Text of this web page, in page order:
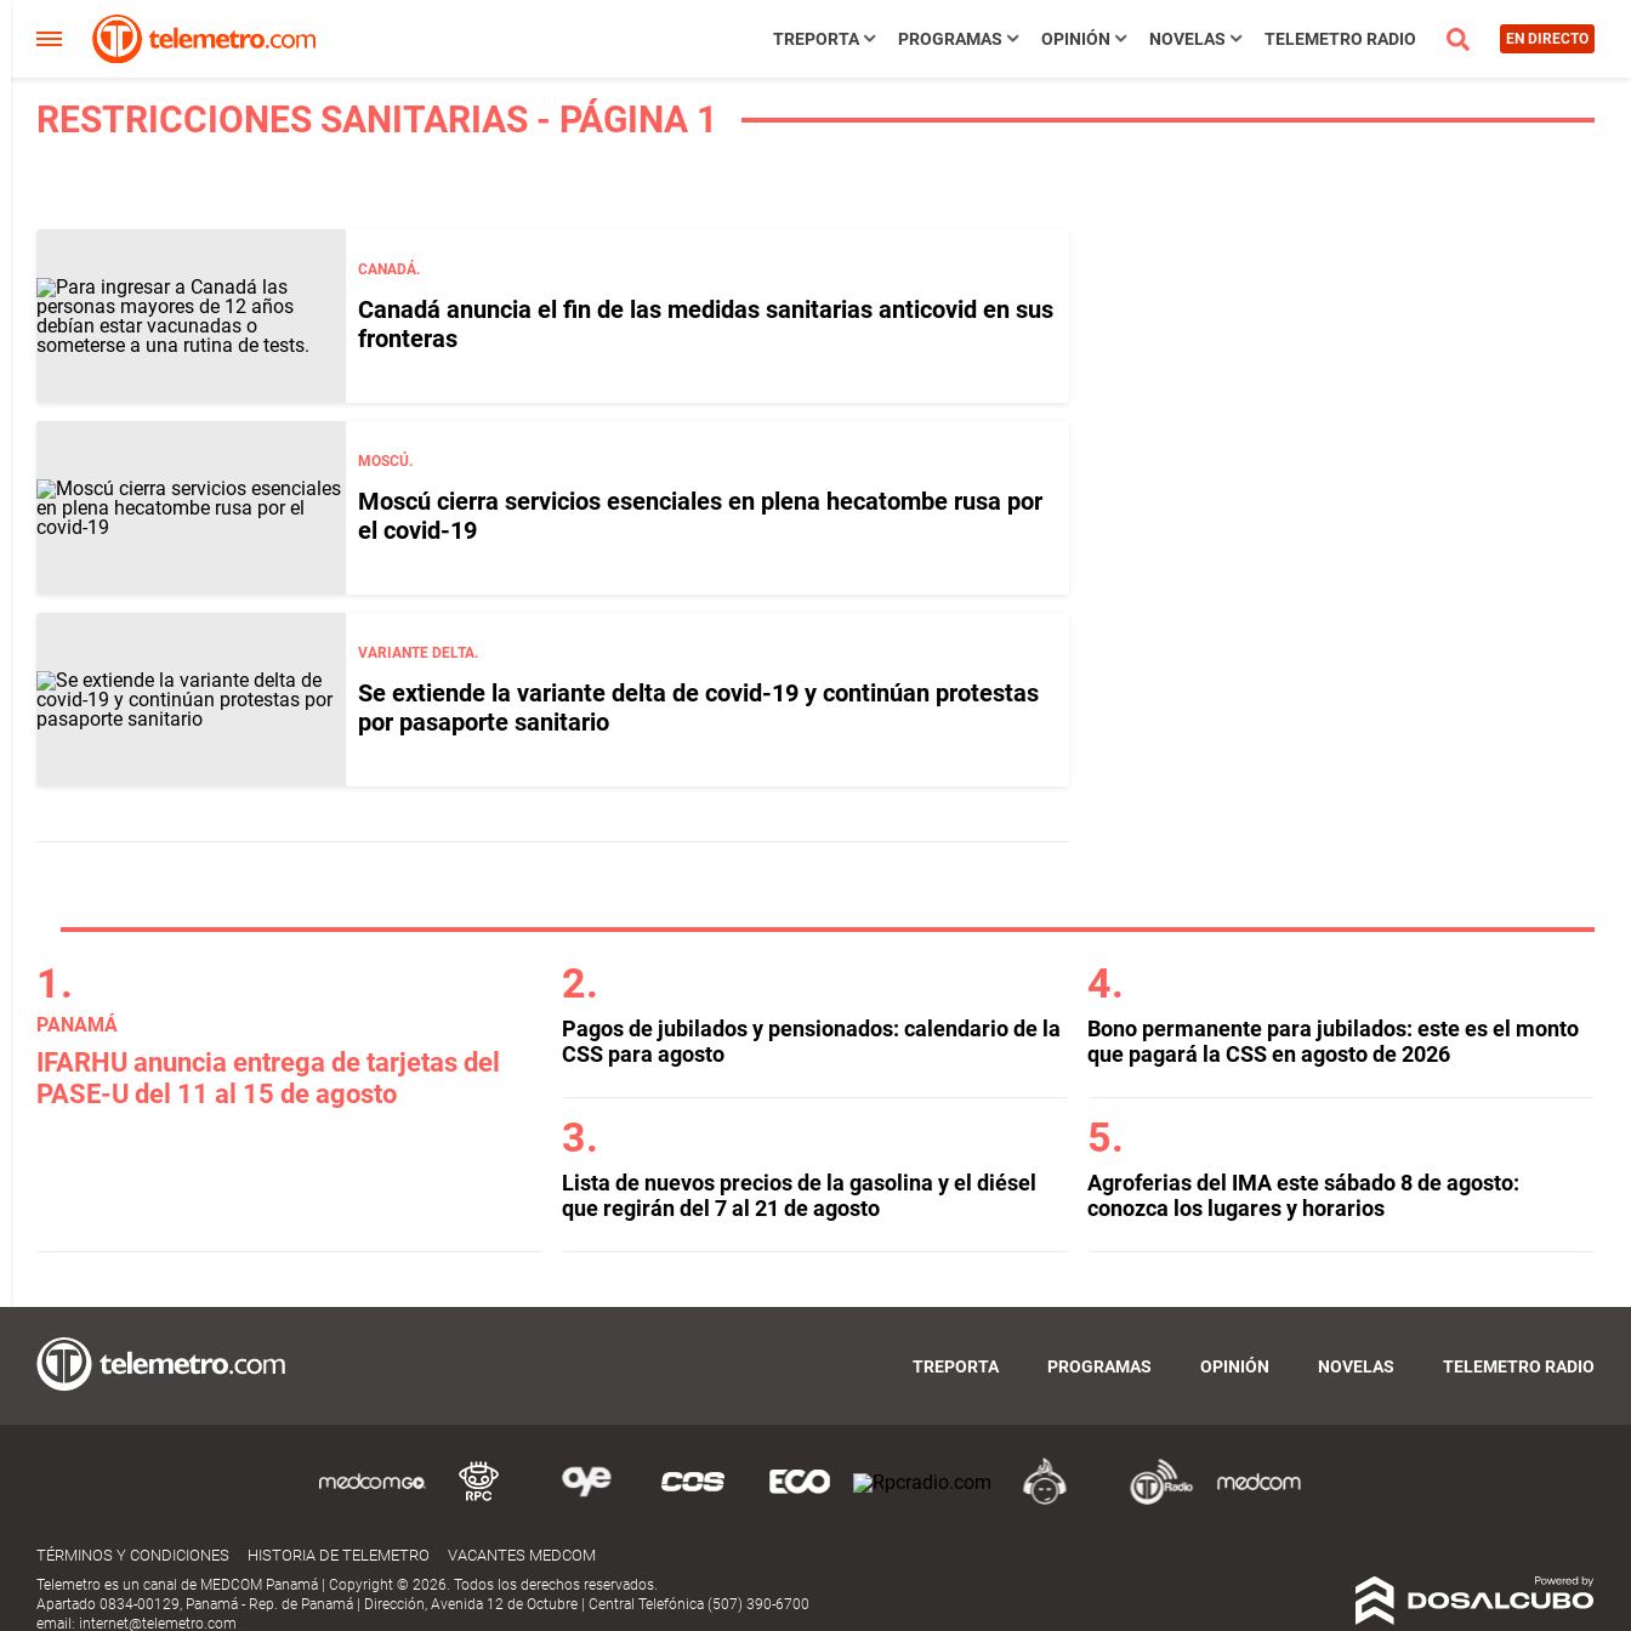
TREPORTA PROGRAMAS OPINIÓN NOVELAS TELEMETRO RADIO EN DIRECTO
RESTRICCIONES SANITARIAS - PÁGINA 1
CANADÁ.
Canadá anuncia el fin de las medidas sanitarias anticovid en sus
fronteras
MOSCÚ.
Moscú cierra servicios esenciales en plena hecatombe rusa por
el covid-19
VARIANTE DELTA.
Se extiende la variante delta de covid-19 y continúan protestas
por pasaporte sanitario
PANAMÁ
IFARHU anuncia entrega de tarjetas del
PASE-U del 11 al 15 de agosto
Pagos de jubilados y pensionados: calendario de la
CSS para agosto
Lista de nuevos precios de la gasolina y el diésel
que regirán del 7 al 21 de agosto
Bono permanente para jubilados: este es el monto
que pagará la CSS en agosto de 2026
Agroferias del IMA este sábado 8 de agosto:
conozca los lugares y horarios
TREPORTA PROGRAMAS OPINIÓN NOVELAS TELEMETRO RADIO
TÉRMINOS Y CONDICIONES HISTORIA DE TELEMETRO VACANTES MEDCOM
Telemetro es un canal de MEDCOM Panamá | Copyright © 2026. Todos los derechos reservados.
Apartado 0834-00129, Panamá - Rep. de Panamá | Dirección, Avenida 12 de Octubre | Central Telefónica (507) 390-6700
email: internet@telemetro.com